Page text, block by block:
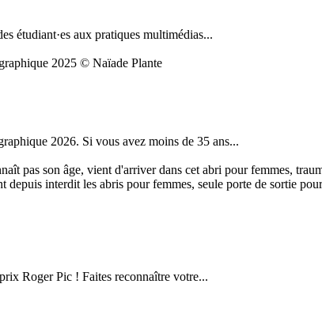
étudiant·es aux pratiques multimédias...
2025 © Naïade Plante
2026. Si vous avez moins de 35 ans...
pas son âge, vient d'arriver dans cet abri pour femmes,
interdit les abris pour femmes, seule porte de sortie
Roger Pic ! Faites reconnaître votre...